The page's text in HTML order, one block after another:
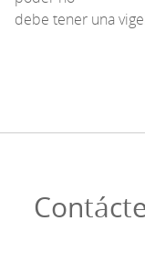
debe tener una